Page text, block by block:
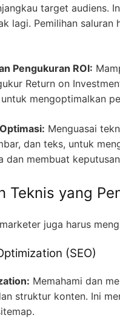
target audiens.
lagi. Pemilihan
Pengukuran ROI:
Return on
mengoptimalkan
Menguasai
dan teks, untuk
dan membuat
Teknis yang
juga harus
(SEO)
Memahami dan
struktur konten. Ini